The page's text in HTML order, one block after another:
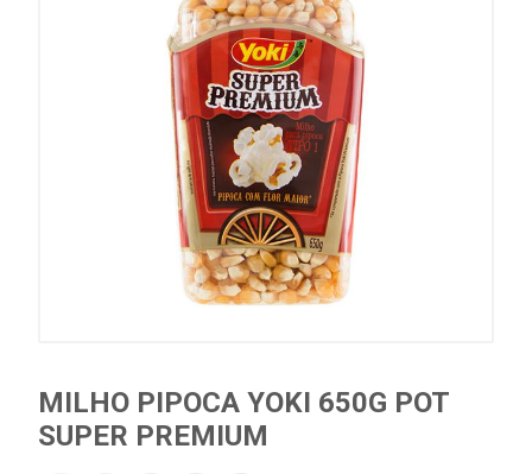
MILHO PIPOCA YOKI 650G POT
SUPER PREMIUM